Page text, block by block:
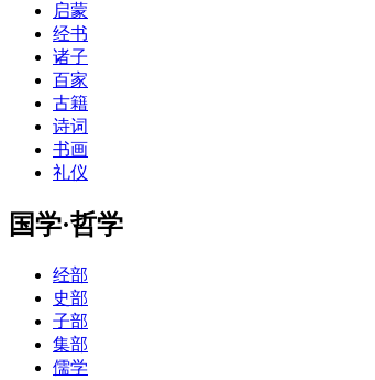
启蒙
经书
诸子
百家
古籍
诗词
书画
礼仪
国学·哲学
经部
史部
子部
集部
儒学